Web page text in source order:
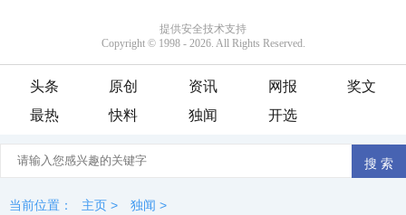
头条 原创 资讯 网报
奖文
最热
快料 独闻 开选
当前位置： 主页 > 独闻 >